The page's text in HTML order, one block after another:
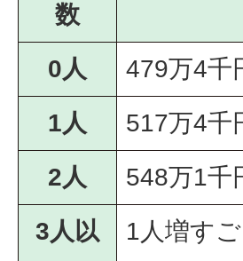
数
0人
479万4千
1人
517万4千
2人
548万1千
3人以
1人増す